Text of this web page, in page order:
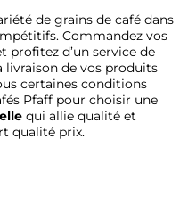
de grains de café dans
Commandez vos
d’un service de
livraison de vos produits
certaines conditions
Pfaff pour choisir une
qui allie qualité et
qualité prix.